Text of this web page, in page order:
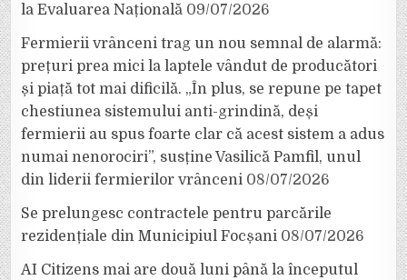
la Evaluarea Națională 09/07/2026
Fermierii vrânceni trag un nou semnal de alarmă:
prețuri prea mici la laptele vândut de producători
și piață tot mai dificilă. „În plus, se repune pe tapet
chestiunea sistemului anti-grindină, deși
fermierii au spus foarte clar că acest sistem a adus
numai nenorociri”, susține Vasilică Pamfil, unul
din liderii fermierilor vrânceni 08/07/2026
Se prelungesc contractele pentru parcările
rezidențiale din Municipiul Focșani 08/07/2026
AI Citizens mai are două luni până la începutul